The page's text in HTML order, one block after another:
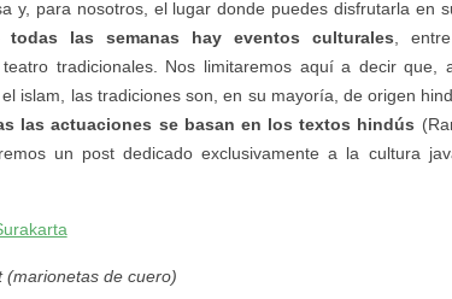
todas las semanas hay eventos culturales
las actuaciones se basan en los textos hindús
(marionetas de cuero)